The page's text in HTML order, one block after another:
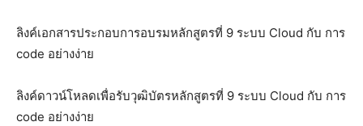
ลิงค์เอกสารประกอบการอบรมหลักสูตรที่ 9 ระบบ Cloud กับ การ
code อย่างง่าย
ลิงค์ดาวน์โหลดเพื่อรับวุฒิบัตรหลักสูตรที่ 9 ระบบ Cloud กับ การ
code อย่างง่าย